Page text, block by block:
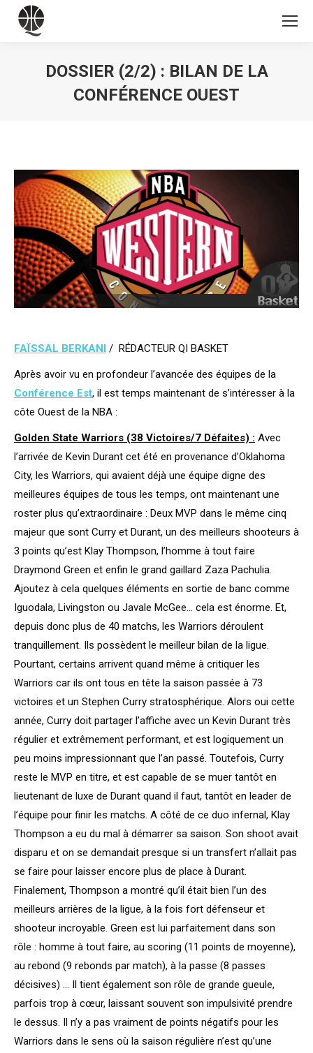
DOSSIER (2/2) : BILAN DE LA
CONFÉRENCE OUEST
FAÏSSAL BERKANI / RÉDACTEUR QI BASKET
Après avoir vu en profondeur l’avancée des équipes de la
Conférence Est, il est temps maintenant de s’intéresser à la
côte Ouest de la NBA :
Golden State Warriors (38 Victoires/7 Défaites) : Avec
l’arrivée de Kevin Durant cet été en provenance d’Oklahoma
City, les Warriors, qui avaient déjà une équipe digne des
meilleures équipes de tous les temps, ont maintenant une
roster plus qu’extraordinaire : Deux MVP dans le même cinq
majeur que sont Curry et Durant, un des meilleurs shooteurs à
3 points qu’est Klay Thompson, l’homme à tout faire
Draymond Green et enfin le grand gaillard Zaza Pachulia.
Ajoutez à cela quelques éléments en sortie de banc comme
Iguodala, Livingston ou Javale McGee… cela est énorme. Et,
depuis donc plus de 40 matchs, les Warriors déroulent
tranquillement. Ils possèdent le meilleur bilan de la ligue.
Pourtant, certains arrivent quand même à critiquer les
Warriors car ils ont tous en tête la saison passée à 73
victoires et un Stephen Curry stratosphérique. Alors oui cette
année, Curry doit partager l’affiche avec un Kevin Durant très
régulier et extrêmement performant, et est logiquement un
peu moins impressionnant que l’an passé. Toutefois, Curry
reste le MVP en titre, et est capable de se muer tantôt en
lieutenant de luxe de Durant quand il faut, tantôt en leader de
l’équipe pour finir les matchs. A côté de ce duo infernal, Klay
Thompson a eu du mal à démarrer sa saison. Son shoot avait
disparu et on se demandait presque si un transfert n’allait pas
se faire pour laisser encore plus de place à Durant.
Finalement, Thompson a montré qu’il était bien l’un des
meilleurs arrières de la ligue, à la fois fort défenseur et
shooteur incroyable. Green est lui parfaitement dans son
rôle : homme à tout faire, au scoring (11 points de moyenne),
au rebond (9 rebonds par match), à la passe (8 passes
décisives) … Il tient également son rôle de grande gueule,
parfois trop à cœur, laissant souvent son impulsivité prendre
le dessus. Il n’y a pas vraiment de points négatifs pour les
Warriors dans le sens où la saison régulière n’est qu’une